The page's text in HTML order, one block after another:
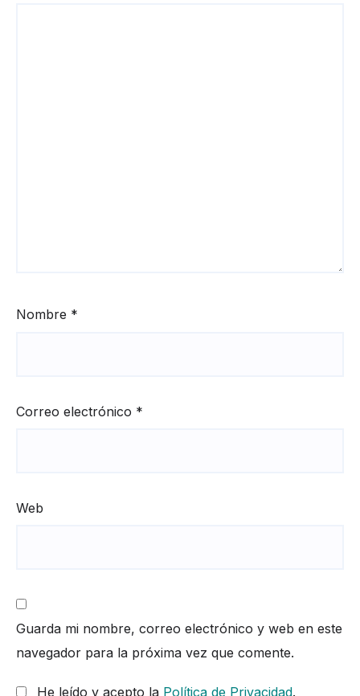
Nombre *
Correo electrónico *
Web
Guarda mi nombre, correo electrónico y web en este
navegador para la próxima vez que comente.
He leído y acepto la Política de Privacidad.